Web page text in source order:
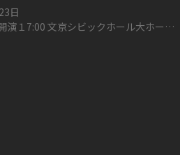
日
ックホール大ホール